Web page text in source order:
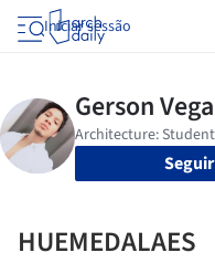
Iniciar sessão
Seguir
HUEMEDALAES